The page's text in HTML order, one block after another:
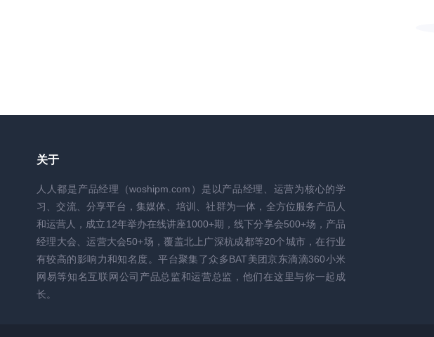
关于
人人都是产品经理（woshipm.com）是以产品经理、运营为核心的学
习、交流、分享平台，集媒体、培训、社群为一体，全方位服务产品人
和运营人，成立12年举办在线讲座1000+期，线下分享会500+场，产品
经理大会、运营大会50+场，覆盖北上广深杭成都等20个城市，在行业
有较高的影响力和知名度。平台聚集了众多BAT美团京东滴滴360小米
网易等知名互联网公司产品总监和运营总监，他们在这里与你一起成
长。